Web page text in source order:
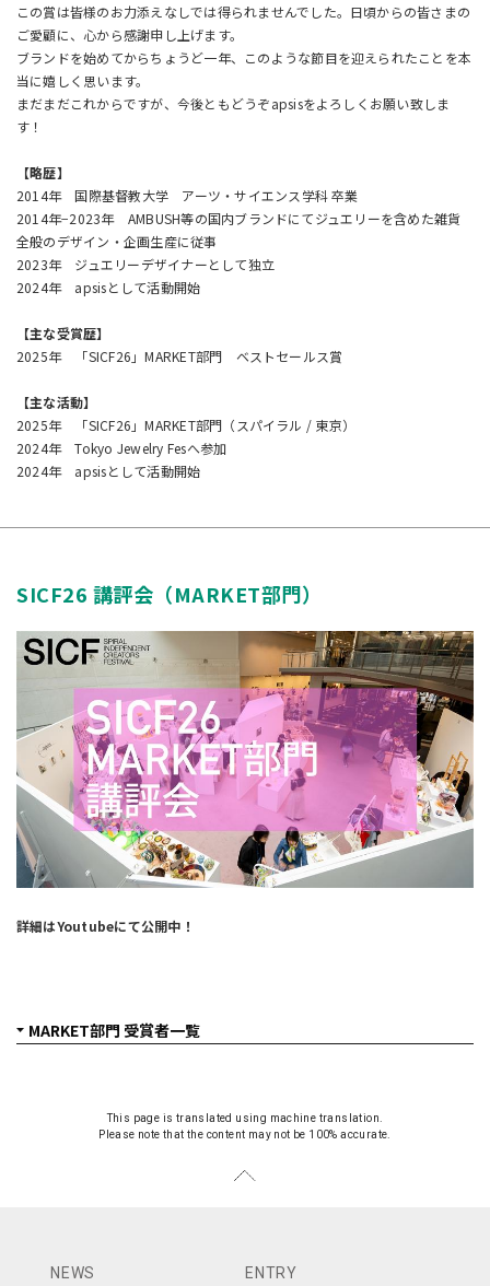
この賞は皆様のお力添えなしでは得られませんでした。日頃からの皆さまの
ご愛顧に、心から感謝申し上げます。
ブランドを始めてからちょうど一年、このような節目を迎えられたことを本
当に嬉しく思います。
まだまだこれからですが、今後ともどうぞapsisをよろしくお願い致しま
す！
【略歴】
2014年 国際基督教大学 アーツ・サイエンス学科 卒業
2014年−2023年 AMBUSH等の国内ブランドにてジュエリーを含めた雑貨
全般のデザイン・企画生産に従事
2023年 ジュエリーデザイナーとして独立
2024年 apsisとして活動開始
【主な受賞歴】
2025年 「SICF26」MARKET部門 ベストセールス賞
【主な活動】
2025年 「SICF26」MARKET部門（スパイラル / 東京）
2024年 Tokyo Jewelry Fesへ参加
2024年 apsisとして活動開始
SICF26 講評会（MARKET部門）
詳細はYoutubeにて公開中！
This page is translated using machine translation.
Please note that the content may not be 100% accurate.
NEWS ENTRY